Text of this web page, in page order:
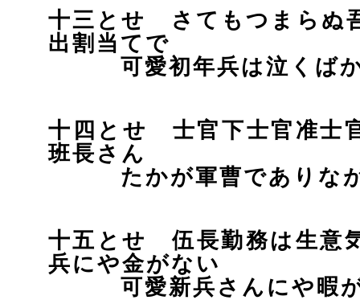
十三とせ さてもつまらぬ
出割当てで
可愛初年兵は泣くば
十四とせ 士官下士官准士
班長さん
たかが軍曹でありな
十五とせ 伍長勤務は生意
兵にや金がない
可愛新兵さんにや暇